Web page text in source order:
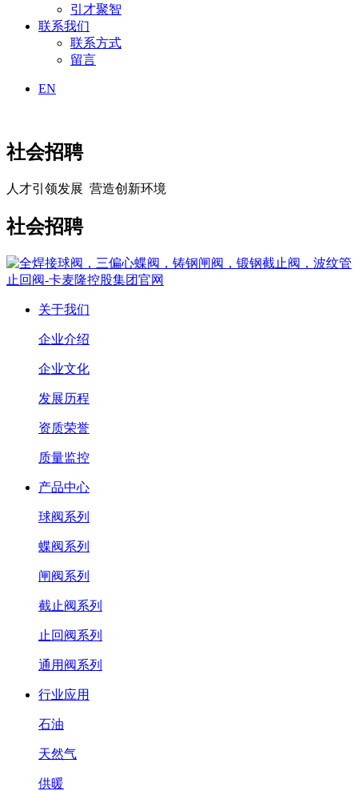
引才聚智
联系我们
联系方式
留言
EN
社会招聘
人才引领发展 营造创新环境
社会招聘
关于我们
企业介绍
企业文化
发展历程
资质荣誉
质量监控
产品中心
球阀系列
蝶阀系列
闸阀系列
截止阀系列
止回阀系列
通用阀系列
行业应用
石油
天然气
供暖